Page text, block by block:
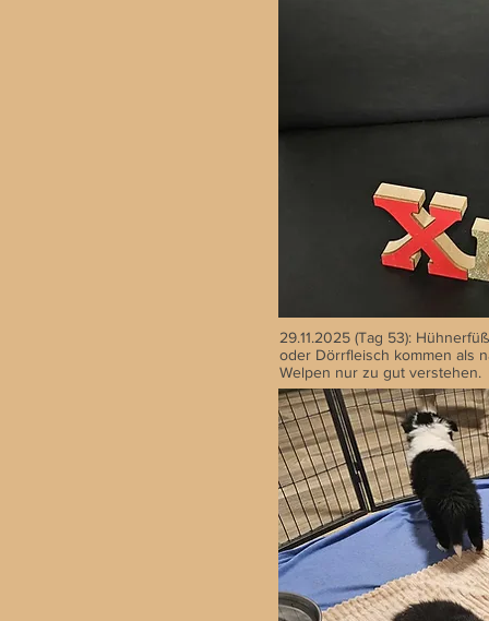
29.11.2025 (Tag 53):
oder Dörrfleisch kommen als
Welpen nur zu gut verstehen.